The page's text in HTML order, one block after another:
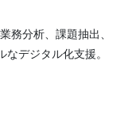
務分析、課題抽出、
デジタル化支援。